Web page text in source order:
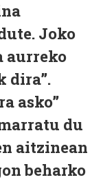
Joko
aurreko
dira”.
asko”
du
aitzinean
beharko